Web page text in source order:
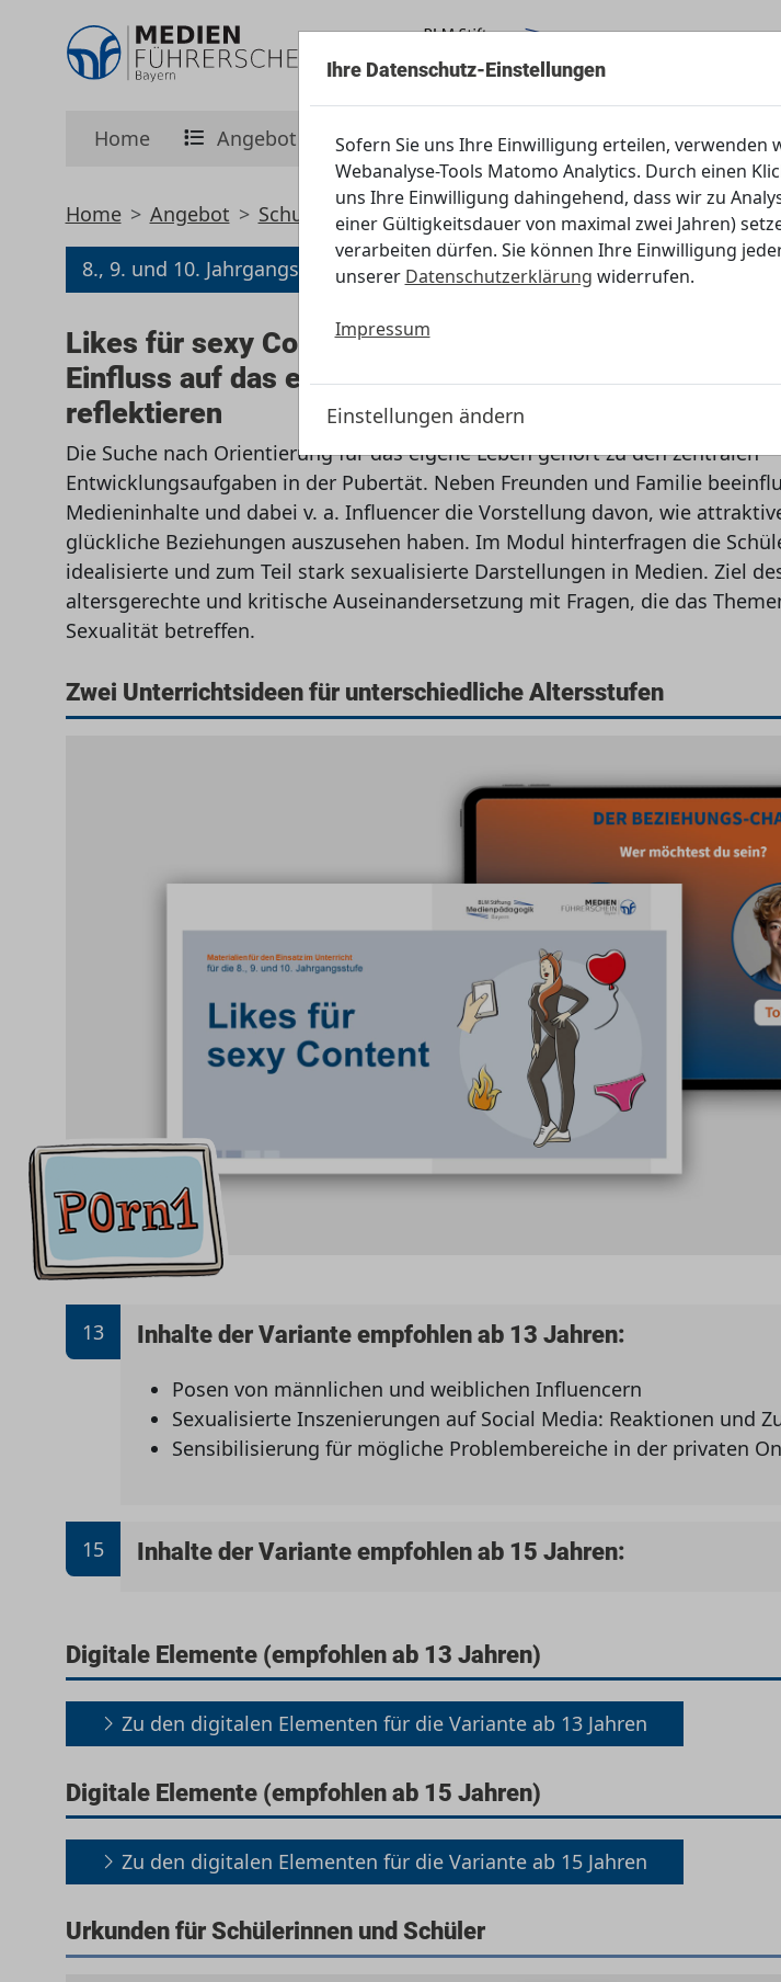
Home Angebot Initiative Servicecenter
Home Angebot Schule Weiterführende Schulen 8., 9. und 10.
8., 9. und 10. Jahrgangsstufe
Likes für sexy Content – Sexualisierte Medieninhalte
Einfluss auf das eigene Selbst- und Beziehungsbild
reflektieren
Die Suche nach Orientierung für das eigene Leben gehört zu den zentralen
Entwicklungsaufgaben in der Pubertät. Neben Freunden und Familie
Medieninhalte und dabei v. a. Influencer die Vorstellung davon, wie
glückliche Beziehungen auszusehen haben. Im Modul hinterfragen die
idealisierte und zum Teil stark sexualisierte Darstellungen in Medien. Ziel
altersgerechte und kritische Auseinandersetzung mit Fragen, die das
Sexualität betreffen.
Zwei Unterrichtsideen für unterschiedliche Altersstufen
13 Inhalte der Variante empfohlen ab 13 Jahren:
Posen von männlichen und weiblichen Influencern
Sexualisierte Inszenierungen auf Social Media: Reaktionen und
Sensibilisierung für mögliche Problembereiche in der privaten
15 Inhalte der Variante empfohlen ab 15 Jahren:
Digitale Elemente (empfohlen ab 13 Jahren)
Zu den digitalen Elementen für die Variante ab 13 Jahren
Digitale Elemente (empfohlen ab 15 Jahren)
Zu den digitalen Elementen für die Variante ab 15 Jahren
Urkunden für Schülerinnen und Schüler
Ihre Datenschutz-Einstellungen
Sofern Sie uns Ihre Einwilligung erteilen, verwenden
Webanalyse-Tools Matomo Analytics. Durch einen
uns Ihre Einwilligung dahingehend, dass wir zu
einer Gültigkeitsdauer von maximal zwei Jahren)
verarbeiten dürfen. Sie können Ihre Einwilligung
unserer Datenschutzerklärung widerrufen.
Impressum
Einstellungen ändern